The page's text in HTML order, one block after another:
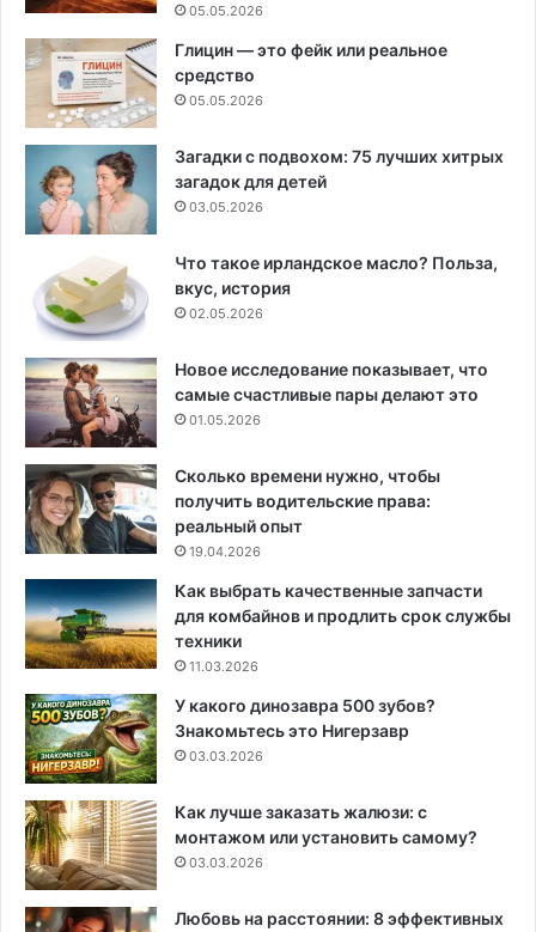
05.05.2026
Глицин — это фейк или реальное
средство
05.05.2026
Загадки с подвохом: 75 лучших хитрых
загадок для детей
03.05.2026
Что такое ирландское масло? Польза,
вкус, история
02.05.2026
Новое исследование показывает, что
самые счастливые пары делают это
01.05.2026
Сколько времени нужно, чтобы
получить водительские права:
реальный опыт
19.04.2026
Как выбрать качественные запчасти
для комбайнов и продлить срок службы
техники
11.03.2026
У какого динозавра 500 зубов?
Знакомьтесь это Нигерзавр
03.03.2026
Как лучше заказать жалюзи: с
монтажом или установить самому?
03.03.2026
Любовь на расстоянии: 8 эффективных